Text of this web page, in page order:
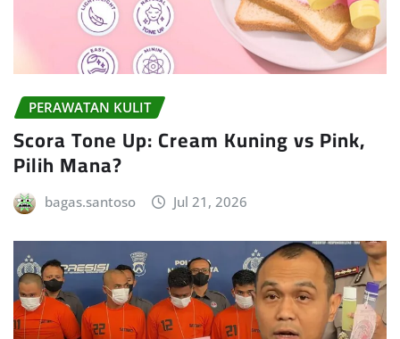
PERAWATAN KULIT
Scora Tone Up: Cream Kuning vs Pink,
Pilih Mana?
bagas.santoso Jul 21, 2026